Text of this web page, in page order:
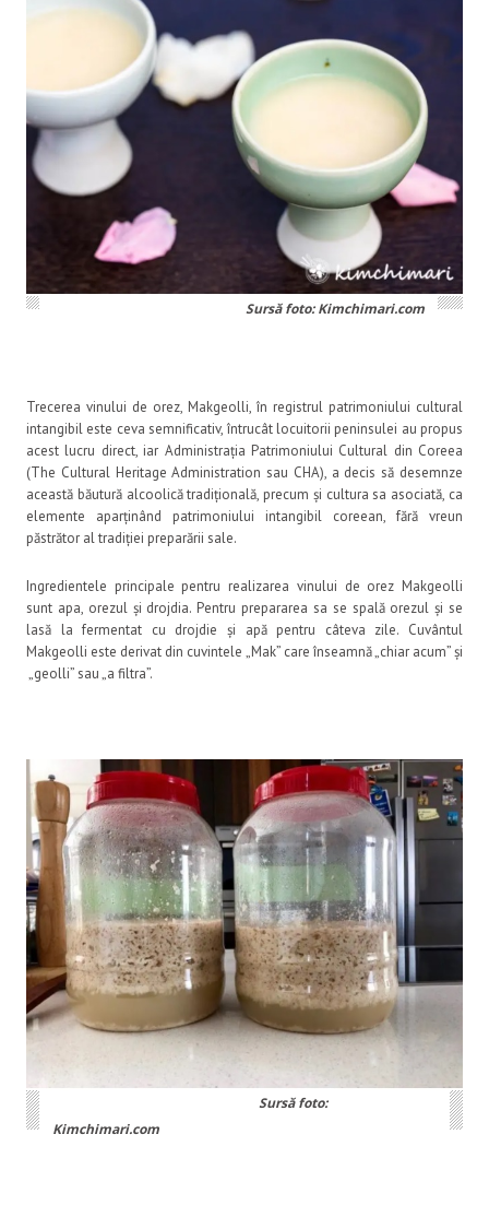
Sursă foto: Kimchimari.com
Trecerea vinului de orez, Makgeolli, în registrul patrimoniului cultural
intangibil este ceva semnificativ, întrucât locuitorii peninsulei au propus
acest lucru direct, iar Administrația Patrimoniului Cultural din Coreea
(The Cultural Heritage Administration sau CHA), a decis să desemnze
această băutură alcoolică tradițională, precum și cultura sa asociată, ca
elemente aparținând patrimoniului intangibil coreean, fără vreun
păstrător al tradiției preparării sale.
Ingredientele principale pentru realizarea vinului de orez Makgeolli
sunt apa, orezul și drojdia. Pentru prepararea sa se spală orezul și se
lasă la fermentat cu drojdie și apă pentru câteva zile. Cuvântul
Makgeolli este derivat din cuvintele „Mak” care înseamnă „chiar acum” și
„geolli” sau „a filtra”.
Sursă foto:
Kimchimari.com